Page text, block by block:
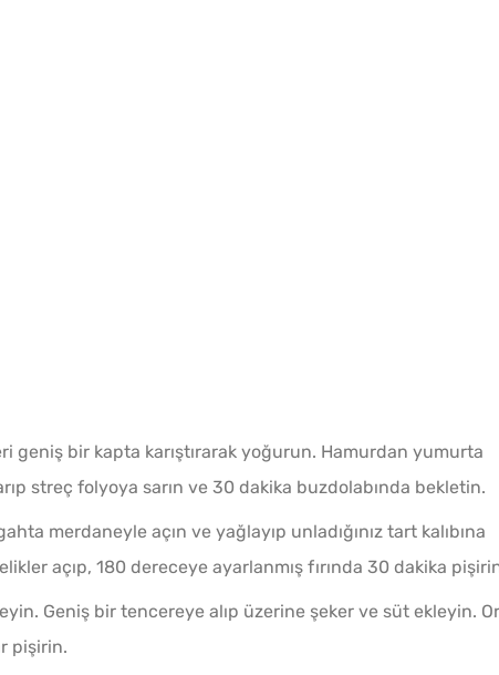
geniş bir kapta karıştırarak yoğurun. Hamurdan yumurta
streç folyoya sarın ve 30 dakika buzdolabında bekletin.
merdaneyle açın ve yağlayıp unladığınız tart kalıbına
açıp, 180 dereceye ayarlanmış fırında 30 dakika
Geniş bir tencereye alıp üzerine şeker ve süt ekleyin.
pişirin.